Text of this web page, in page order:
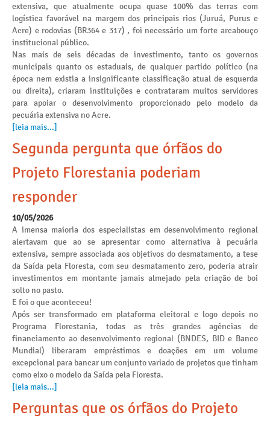
extensiva, que atualmente ocupa quase 100% das terras com
logística favorável na margem dos principais rios (Juruá, Purus e
Acre) e rodovias (BR364 e 317) , foi necessário um forte arcabouço
institucional público.
Nas mais de seis décadas de investimento, tanto os governos
municipais quanto os estaduais, de qualquer partido político (na
época nem existia a insignificante classificação atual de esquerda
ou direita), criaram instituições e contrataram muitos servidores
para apoiar o desenvolvimento proporcionado pelo modelo da
pecuária extensiva no Acre.
[leia mais...]
Segunda pergunta que órfãos do
Projeto Florestania poderiam
responder
10/05/2026
A imensa maioria dos especialistas em desenvolvimento regional
alertavam que ao se apresentar como alternativa à pecuária
extensiva, sempre associada aos objetivos do desmatamento, a tese
da Saída pela Floresta, com seu desmatamento zero, poderia atrair
investimentos em montante jamais almejado pela criação de boi
solto no pasto.
E foi o que aconteceu!
Após ser transformado em plataforma eleitoral e logo depois no
Programa Florestania, todas as três grandes agências de
financiamento ao desenvolvimento regional (BNDES, BID e Banco
Mundial) liberaram empréstimos e doações em um volume
excepcional para bancar um conjunto variado de projetos que tinham
como eixo o modelo da Saída pela Floresta.
[leia mais...]
Perguntas que os órfãos do Projeto